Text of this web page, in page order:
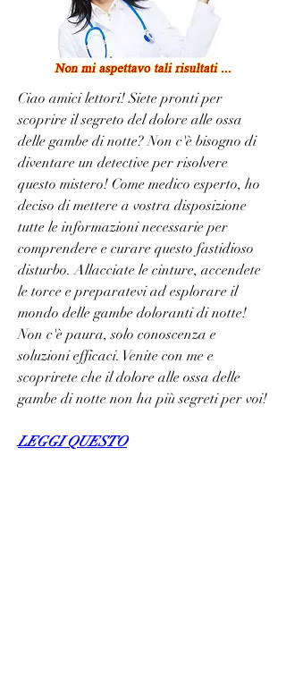
Ciao amici lettori! Siete pronti per
scoprire il segreto del dolore alle ossa
delle gambe di notte? Non c'è bisogno di
diventare un detective per risolvere
questo mistero! Come medico esperto, ho
deciso di mettere a vostra disposizione
tutte le informazioni necessarie per
comprendere e curare questo fastidioso
disturbo. Allacciate le cinture, accendete
le torce e preparatevi ad esplorare il
mondo delle gambe doloranti di notte!
Non c'è paura, solo conoscenza e
soluzioni efficaci. Venite con me e
scoprirete che il dolore alle ossa delle
gambe di notte non ha più segreti per voi!
LEGGI QUESTO